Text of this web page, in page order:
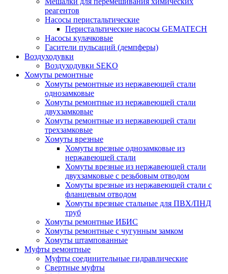
реагентов
Насосы перистальтические
Перистальтические насосы GEMATECH
Насосы кулачковые
Гасители пульсаций (демпферы)
Воздуходувки
Воздуходувки SEKO
Хомуты ремонтные
Хомуты ремонтные из нержавеющей стали
однозамковые
Хомуты ремонтные из нержавеющей стали
двухзамковые
Хомуты ремонтные из нержавеющей стали
трехзамковые
Хомуты врезные
Хомуты врезные однозамковые из
нержавеющей стали
Хомуты врезные из нержавеющей стали
двухзамковые с резьбовым отводом
Хомуты врезные из нержавеющей стали с
фланцевым отводом
Хомуты врезные стальные для ПВХ/ПНД
труб
Хомуты ремонтные ИБИС
Хомуты ремонтные с чугунным замком
Хомуты штампованные
Муфты ремонтные
Муфты соединительные гидравлические
Свертные муфты